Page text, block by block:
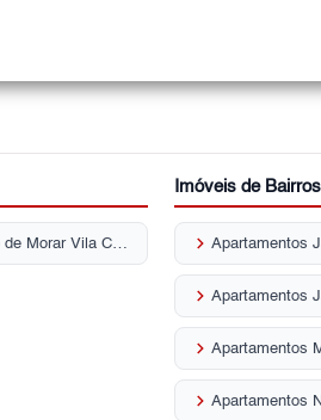
Condomínio Smart Club de Morar Vila Cruz das Almas
Imóveis de
keyboard_arrow_right
keyboard_arrow_right Apartamentos
keyboard_arrow_right Apartamentos
keyboard_arrow_right Apartamentos